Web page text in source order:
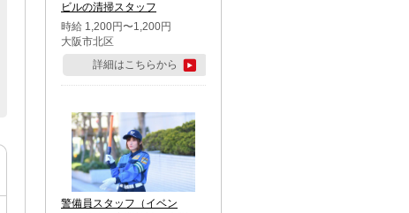
ビルの清掃スタッフ
時給 1,200円〜1,200円
大阪市北区
詳細はこちらから
警備員スタッフ（イベン